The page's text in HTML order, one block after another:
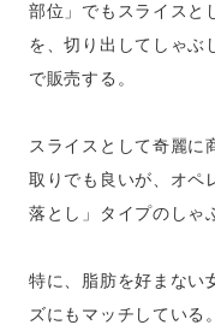
部位」でもスライスと
を、切り出してしゃぶ
で販売する。
スライスとして奇麗に
取りでも良いが、オペ
落とし」タイプのしゃ
特に、脂肪を好まない
ズにもマッチしている。